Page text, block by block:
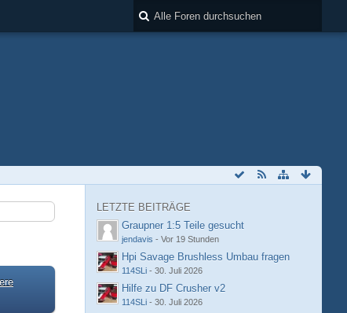
LETZTE BEITRÄGE
Graupner 1:5 Teile gesucht
jendavis - Vor 19 Stunden
Hpi Savage Brushless Umbau fragen
114SLi - 30. Juli 2026
Hilfe zu DF Crusher v2
114SLi - 30. Juli 2026